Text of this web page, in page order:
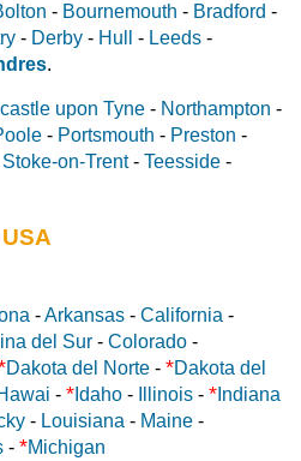
- Bournemouth - Bradford -
- Derby - Hull - Leeds -
.
upon Tyne - Northampton -
- Portsmouth - Preston -
Stoke-on-Trent- Teesside -
-Arkansas - California -
del Sur - Colorado -
Dakota del Norte - *Dakota del
- * Idaho - Illinois - * Indiana
- Louisiana - Maine -
- *Michigan